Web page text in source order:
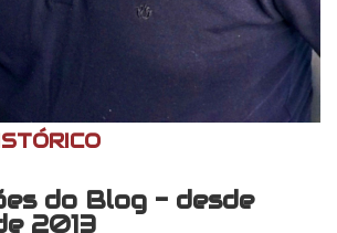
do Blog - desde
2013